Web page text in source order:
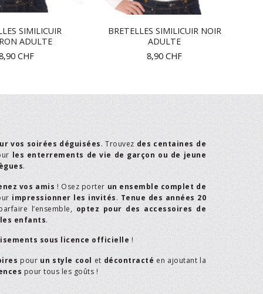
SIMILICUIR
ADULTE
CHF
BRETELLES SIMILICUIR NOIR
ADULTE
8,90 CHF
vos soirées déguisées. Trouvez des centaines de
les enterrements de vie de garçon ou de jeune
.
vos amis ! Osez porter un ensemble complet de
impressionner les invités. Tenue des années 20
l’ensemble, optez pour des accessoires de
les enfants.
sous licence officielle !
pour un style cool et décontracté en ajoutant la
pour tous les goûts !